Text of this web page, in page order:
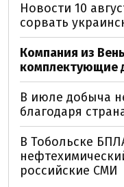
Новости 10
сорвать
Компания из
комплектующие
В июле добыча
благодаря
В Тобольске
российские СМИ